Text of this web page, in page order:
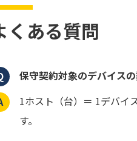
くある質問
保守契約対象のデバイス
1ホスト（台）＝ 1デバイ
す。